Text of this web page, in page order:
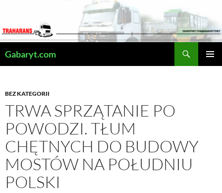
treści
Gabaryt.com
BEZ KATEGORII
TRWA SPRZĄTANIE PO
POWODZI. TŁUM
CHĘTNYCH DO BUDOWY
MOSTÓW NA POŁUDNIU
POLSKI